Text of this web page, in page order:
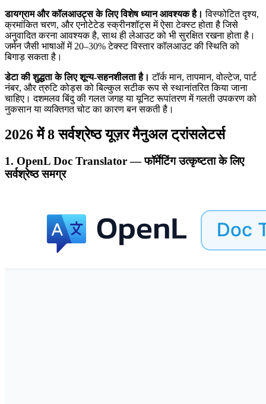
डायग्राम और कॉलआउट्स के लिए विशेष ध्यान आवश्यक है। विस्फोटित दृश्य,
क्रमांकित चरण, और एनोटेटेड स्क्रीनशॉट्स में ऐसा टेक्स्ट होता है जिसे
अनुवादित करना आवश्यक है, साथ ही लेआउट को भी सुरक्षित रखना होता है।
जर्मन जैसी भाषाओं में 20–30% टेक्स्ट विस्तार कॉलआउट की स्थिति को
बिगाड़ सकता है।
डेटा की शुद्धता के लिए शून्य-सहनशीलता है। टॉर्क मान, तापमान, वोल्टेज, पार्ट
नंबर, और त्रुटि कोड्स को बिल्कुल सटीक रूप से स्थानांतरित किया जाना
चाहिए। दशमलव बिंदु की गलत जगह या यूनिट रूपांतरण में गलती उपकरण को
नुकसान या व्यक्तिगत चोट का कारण बन सकती है।
2026 में 8 सर्वश्रेष्ठ यूज़र मैनुअल ट्रांसलेटर्स
1. OpenL Doc Translator — फॉर्मेटिंग उत्कृष्टता के लिए
सर्वश्रेष्ठ समग्र